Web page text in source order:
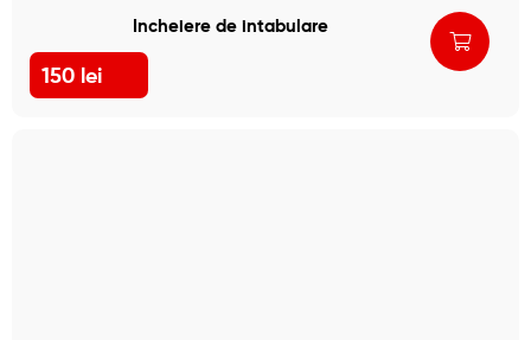
Incheiere de intabulare
150 lei